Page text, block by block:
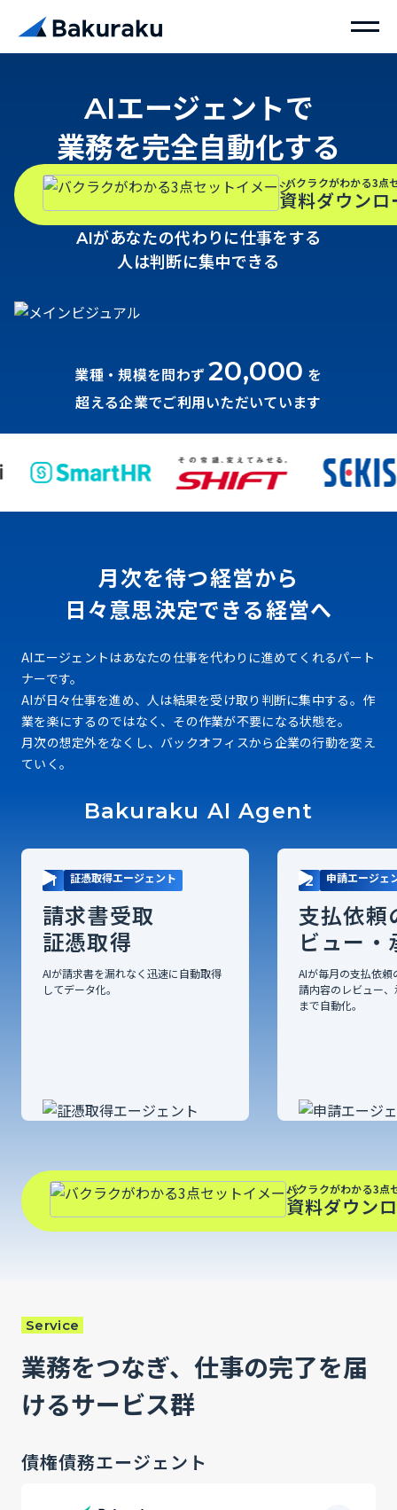
AIエージェントで
業務を完全自動化する
バクラクがわかる3点
資料ダウンロ
AIがあなたの代わりに仕事をする
人は判断に集中できる
業種・規模を問わず 20,000 を
超える企業でご利用いただいています
月次を待つ経営から
日々意思決定できる経営へ
AIエージェントはあなたの仕事を代わりに進めてくれるパート
ナーです。
AIが日々仕事を進め、人は結果を受け取り判断に集中する。作
業を楽にするのではなく、その作業が不要になる状態を。
月次の想定外をなくし、バックオフィスから企業の行動を変え
ていく。
Bakuraku AI Agent
1 証憑取得エージェント
請求書受取
証憑取得
AIが請求書を漏れなく迅速に自動取得
してデータ化。
2 申請エージェ
支払依頼
ビュー・
AIが毎月の支払依
請内容のレビュー
まで自動化。
バクラクがわかる3点
資料ダウン
Service
業務をつなぎ、仕事の完了を届
けるサービス群
債権債務エージェント